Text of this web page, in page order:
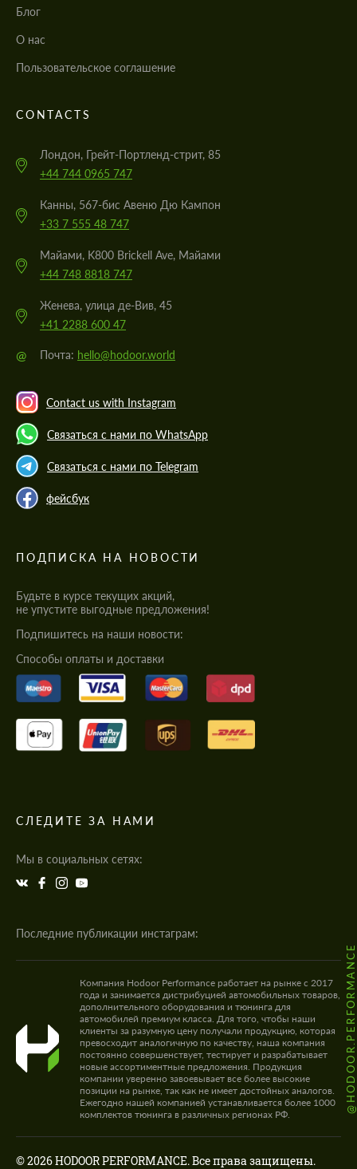
Блог
О нас
Пользовательское соглашение
CONTACTS
Лондон, Грейт-Портленд-стрит, 85
+44 744 0965 747
Канны, 567-бис Авеню Дю Кампон
+33 7 555 48 747
Майами, K800 Brickell Ave, Майами
+44 748 8818 747
Женева, улица де-Вив, 45
+41 2288 600 47
@ Почта: hello@hodoor.world
Contact us with Instagram
Связаться с нами по WhatsApp
Связаться с нами по Telegram
фейсбук
ПОДПИСКА НА НОВОСТИ
Будьте в курсе текущих акций,
не упустите выгодные предложения!
Подпишитесь на наши новости:
Cпособы оплаты и доставки
СЛЕДИТЕ ЗА НАМИ
Мы в социальных сетях:
Последние публикации инстаграм:
@HODOOR.PERFORMANCE
Компания Hodoor Performance работает на рынке с 2017
года и занимается дистрибуцией автомобильных товаров,
дополнительного оборудования и тюнинга для
автомобилей премиум класса. Для того, чтобы наши
клиенты за разумную цену получали продукцию, которая
превосходит аналогичную по качеству, наша компания
постоянно совершенствует, тестирует и разрабатывает
новые ассортиментные предложения. Продукция
компании уверенно завоевывает все более высокие
позиции на рынке, так как не имеет достойных аналогов.
Ежегодно нашей компанией устанавливается более 1000
комплектов тюнинга в различных регионах РФ.
© 2026 HODOOR PERFORMANCE. Все права защищены.